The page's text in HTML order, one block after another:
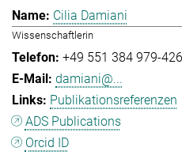
Cilia Damiani
Wissenschaftlerin
+49 551 384 979-426
damiani@...
Publikationsreferenzen
ADS Publications
Orcid ID